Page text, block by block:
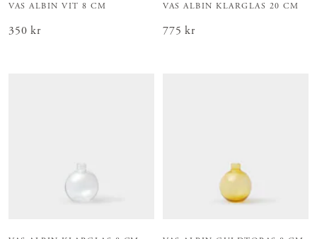
VAS ALBIN VIT 8 CM
Pris :350 kr
350 kr
VAS ALBIN KLARGLAS 20 CM
Pris :775 kr
775 kr